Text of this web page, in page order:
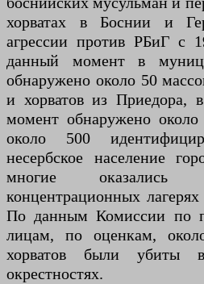
хорватах в Боснии и
агрессии против РБиГ с
данный момент в
обнаружено около 50
и хорватов из Приедора,
момент обнаружено
около 500
несербское население
многие оказались
концентрационных
По данным Комиссии по
лицам, по оценкам,
хорватов были убиты
окрестностях.